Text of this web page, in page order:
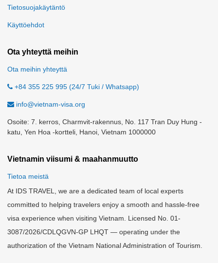
Tietosuojakäytäntö
Käyttöehdot
Ota yhteyttä meihin
Ota meihin yhteyttä
+84 355 225 995 (24/7 Tuki / Whatsapp)
info@vietnam-visa.org
Osoite: 7. kerros, Charmvit-rakennus, No. 117 Tran Duy Hung -
katu, Yen Hoa -kortteli, Hanoi, Vietnam 1000000
Vietnamin viisumi & maahanmuutto
Tietoa meistä
At IDS TRAVEL, we are a dedicated team of local experts
committed to helping travelers enjoy a smooth and hassle-free
visa experience when visiting Vietnam. Licensed No. 01-
3087/2026/CDLQGVN-GP LHQT — operating under the
authorization of the Vietnam National Administration of Tourism.